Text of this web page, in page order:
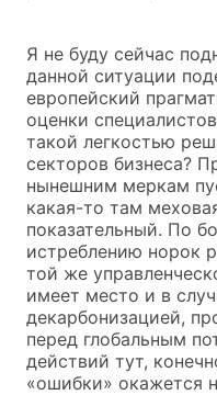
Я не буду сейчас
данной ситуации
европейский
оценки
такой легкостью
секторов бизнеса?
нынешним меркам
какая-то там
показательный. По
истреблению норок
той же
имеет место и в
декарбонизацией,
перед глобальным
действий тут,
«ошибки» окажется